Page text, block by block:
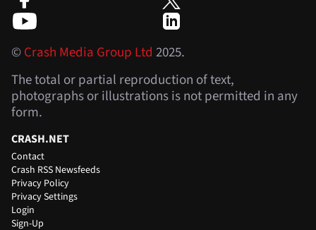
©Crash Media Group Ltd 2025.
The total or partial reproduction of text,
photographs or illustrations is not permitted in any
form.
CRASH.NET
Contact
Crash RSS Newsfeeds
Privacy Policy
Privacy Settings
Login
Sign-Up